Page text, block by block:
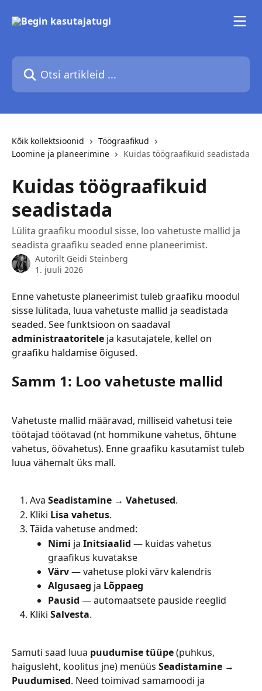
Otsi artikleid ...
Kõik kollektsioonid
Töögraafikud
Loomine ja planeerimine
Kuidas töögraafikuid seadistada
Kuidas töögraafikuid
seadistada
Lülita graafiku moodul sisse, loo vahetuste mallid ja
seadista graafiku seaded enne planeerimist.
Autorilt Geidi Steinberg
1. juuli 2026
Enne vahetuste planeerimist tuleb graafiku moodul
sisse lülitada, luua vahetuste mallid ja seadistada
seaded. See funktsioon on saadaval
administraatoritele ja kasutajatele, kellel on
graafiku haldamise õigused.
Samm 1: Loo vahetuste mallid
Vahetuste mallid määravad, milliseid vahetusi teie
töötajad töötavad (nt hommikune vahetus, õhtune
vahetus, öövahetus). Enne graafiku kasutamist tuleb
luua vähemalt üks mall.
Ava Seadistamine → Vahetused.
Kliki Lisa vahetus.
Täida vahetuse andmed:
Nimi ja Initsiaalid — kuidas vahetus
graafikus kuvatakse
Värv — vahetuse ploki värv kalendris
Algusaeg ja Lõppaeg
Pausid — automaatsete pauside reeglid
Kliki Salvesta.
Samuti saad luua puudumise tüüpe (puhkus,
haigusleht, koolitus jne) menüüs Seadistamine →
Puudumised. Need toimivad samamoodi ja